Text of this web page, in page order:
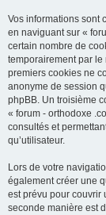
Vos informations sont
en naviguant sur «
certain nombre de
temporairement par
premiers cookies ne
anonyme de session
phpBB. Un troisième
« forum - orthodoxe
consultés et
qu’utilisateur.
Lors de votre
également créer une
est prévu pour couvrir
seconde manière est